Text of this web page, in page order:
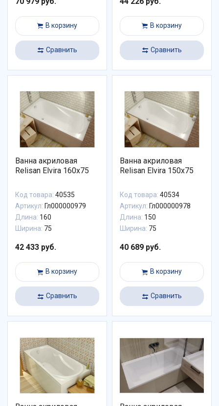
В корзину
Сравнить
В корзину
Сравнить
Ванна акриловая
Relisan Elvira 160x75
Код товара: 40535
Артикул: Гл000000979
Длина: 160
Ширина: 75
42 433 руб.
В корзину
Сравнить
Ванна акриловая
Relisan Elvira 150x75
Код товара: 40534
Артикул: Гл000000978
Длина: 150
Ширина: 75
40 689 руб.
В корзину
Сравнить